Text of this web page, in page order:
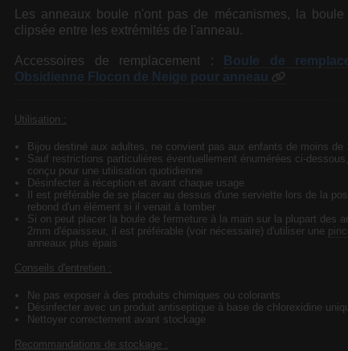
Les anneaux boule n'ont pas de mécanismes, la
clipsée entre les extrémités de l'anneau.
Accessoires de remplacement :
Boule de
Obsidienne Flocon de Neige pour anneau
Utilisation :
Bijou destiné aux adultes, ne convient pas aux enfants de moins de
Sauf restrictions particulières éventuellement énumérées ci-
conçu pour une utilisation quotidienne
Désinfecter à réception et avant chaque usage
Il est préférable de se placer au dessus d'une serviette lors de la
rebond d'un élément si il venait à tomber
Si on peut placer la boule de fermeture à la main sur la plupart des
2mm d'épaisseur, il est préférable (voir nécessaire) d'utiliser une
anneaux plus épais
Conseils d'entretien :
Ne pas exposer à des produits chimiques ou colorants
Désinfecter avec un produit antiseptique à base de chlorexidine
Nettoyer correctement avant stockage
Recommandations de stockage :